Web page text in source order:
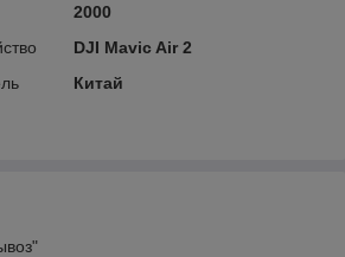
2000
DJI Mavic Air 2
Китай